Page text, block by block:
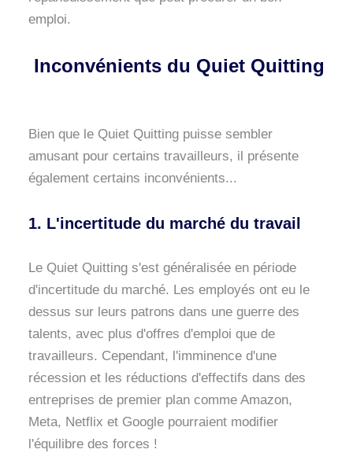
emploi.
Inconvénients du Quiet Quitting
Bien que le Quiet Quitting puisse sembler
amusant pour certains travailleurs, il présente
également certains inconvénients...
1. L'incertitude du marché du travail
Le Quiet Quitting s'est généralisée en période
d'incertitude du marché. Les employés ont eu le
dessus sur leurs patrons dans une guerre des
talents, avec plus d'offres d'emploi que de
travailleurs. Cependant, l'imminence d'une
récession et les réductions d'effectifs dans des
entreprises de premier plan comme Amazon,
Meta, Netflix et Google pourraient modifier
l'équilibre des forces !